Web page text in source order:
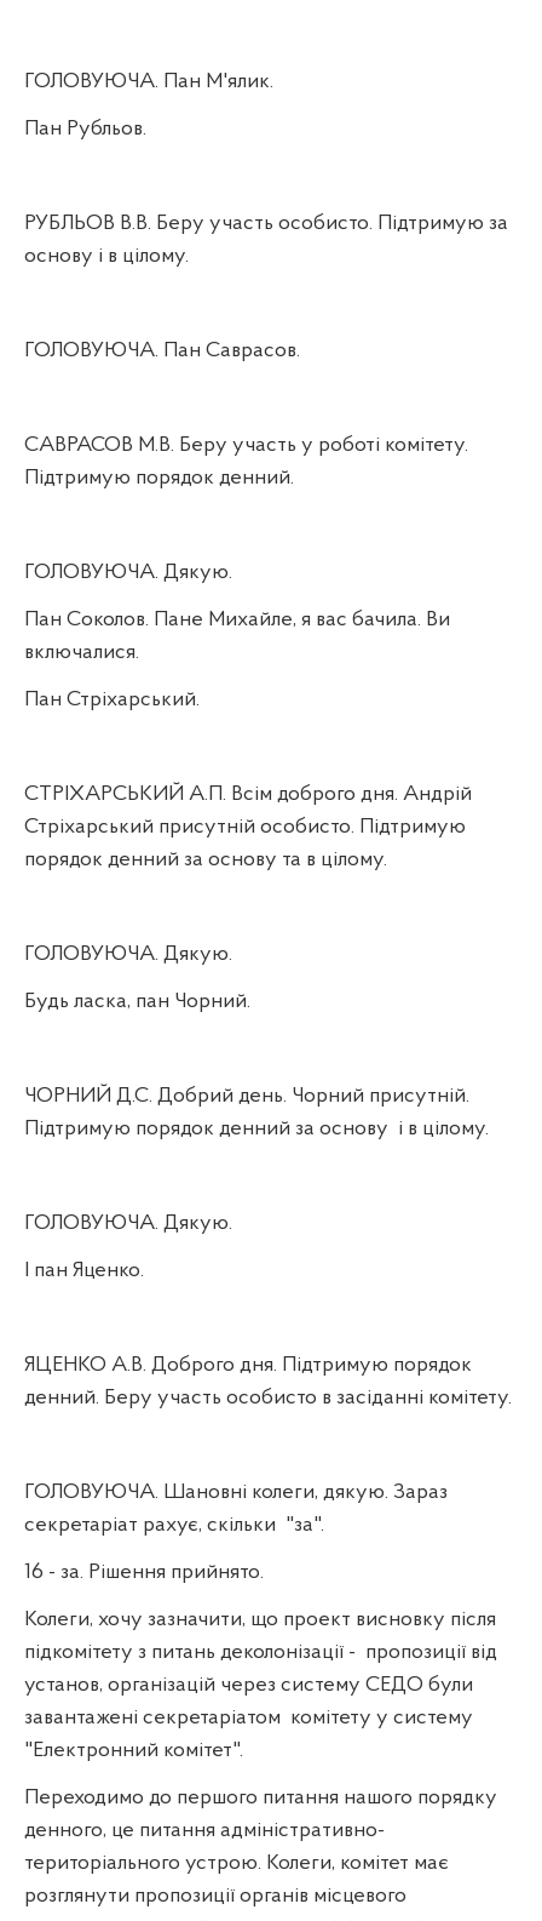
ГОЛОВУЮЧА. Пан М'ялик.
Пан Рубльов.
РУБЛЬОВ В.В. Беру участь особисто. Підтримую за
основу і в цілому.
ГОЛОВУЮЧА. Пан Саврасов.
САВРАСОВ М.В. Беру участь у роботі комітету.
Підтримую порядок денний.
ГОЛОВУЮЧА. Дякую.
Пан Соколов. Пане Михайле, я вас бачила. Ви
включалися.
Пан Стріхарський.
СТРІХАРСЬКИЙ А.П. Всім доброго дня. Андрій
Стріхарський присутній особисто. Підтримую
порядок денний за основу та в цілому.
ГОЛОВУЮЧА. Дякую.
Будь ласка, пан Чорний.
ЧОРНИЙ Д.С. Добрий день. Чорний присутній.
Підтримую порядок денний за основу і в цілому.
ГОЛОВУЮЧА. Дякую.
І пан Яценко.
ЯЦЕНКО А.В. Доброго дня. Підтримую порядок
денний. Беру участь особисто в засіданні комітету.
ГОЛОВУЮЧА. Шановні колеги, дякую. Зараз
секретаріат рахує, скільки "за".
16 - за. Рішення прийнято.
Колеги, хочу зазначити, що проект висновку після
підкомітету з питань деколонізації - пропозиції від
установ, організацій через систему СЕДО були
завантажені секретаріатом комітету у систему
"Електронний комітет".
Переходимо до першого питання нашого порядку
денного, це питання адміністративно-
територіального устрою. Колеги, комітет має
розглянути пропозиції органів місцевого